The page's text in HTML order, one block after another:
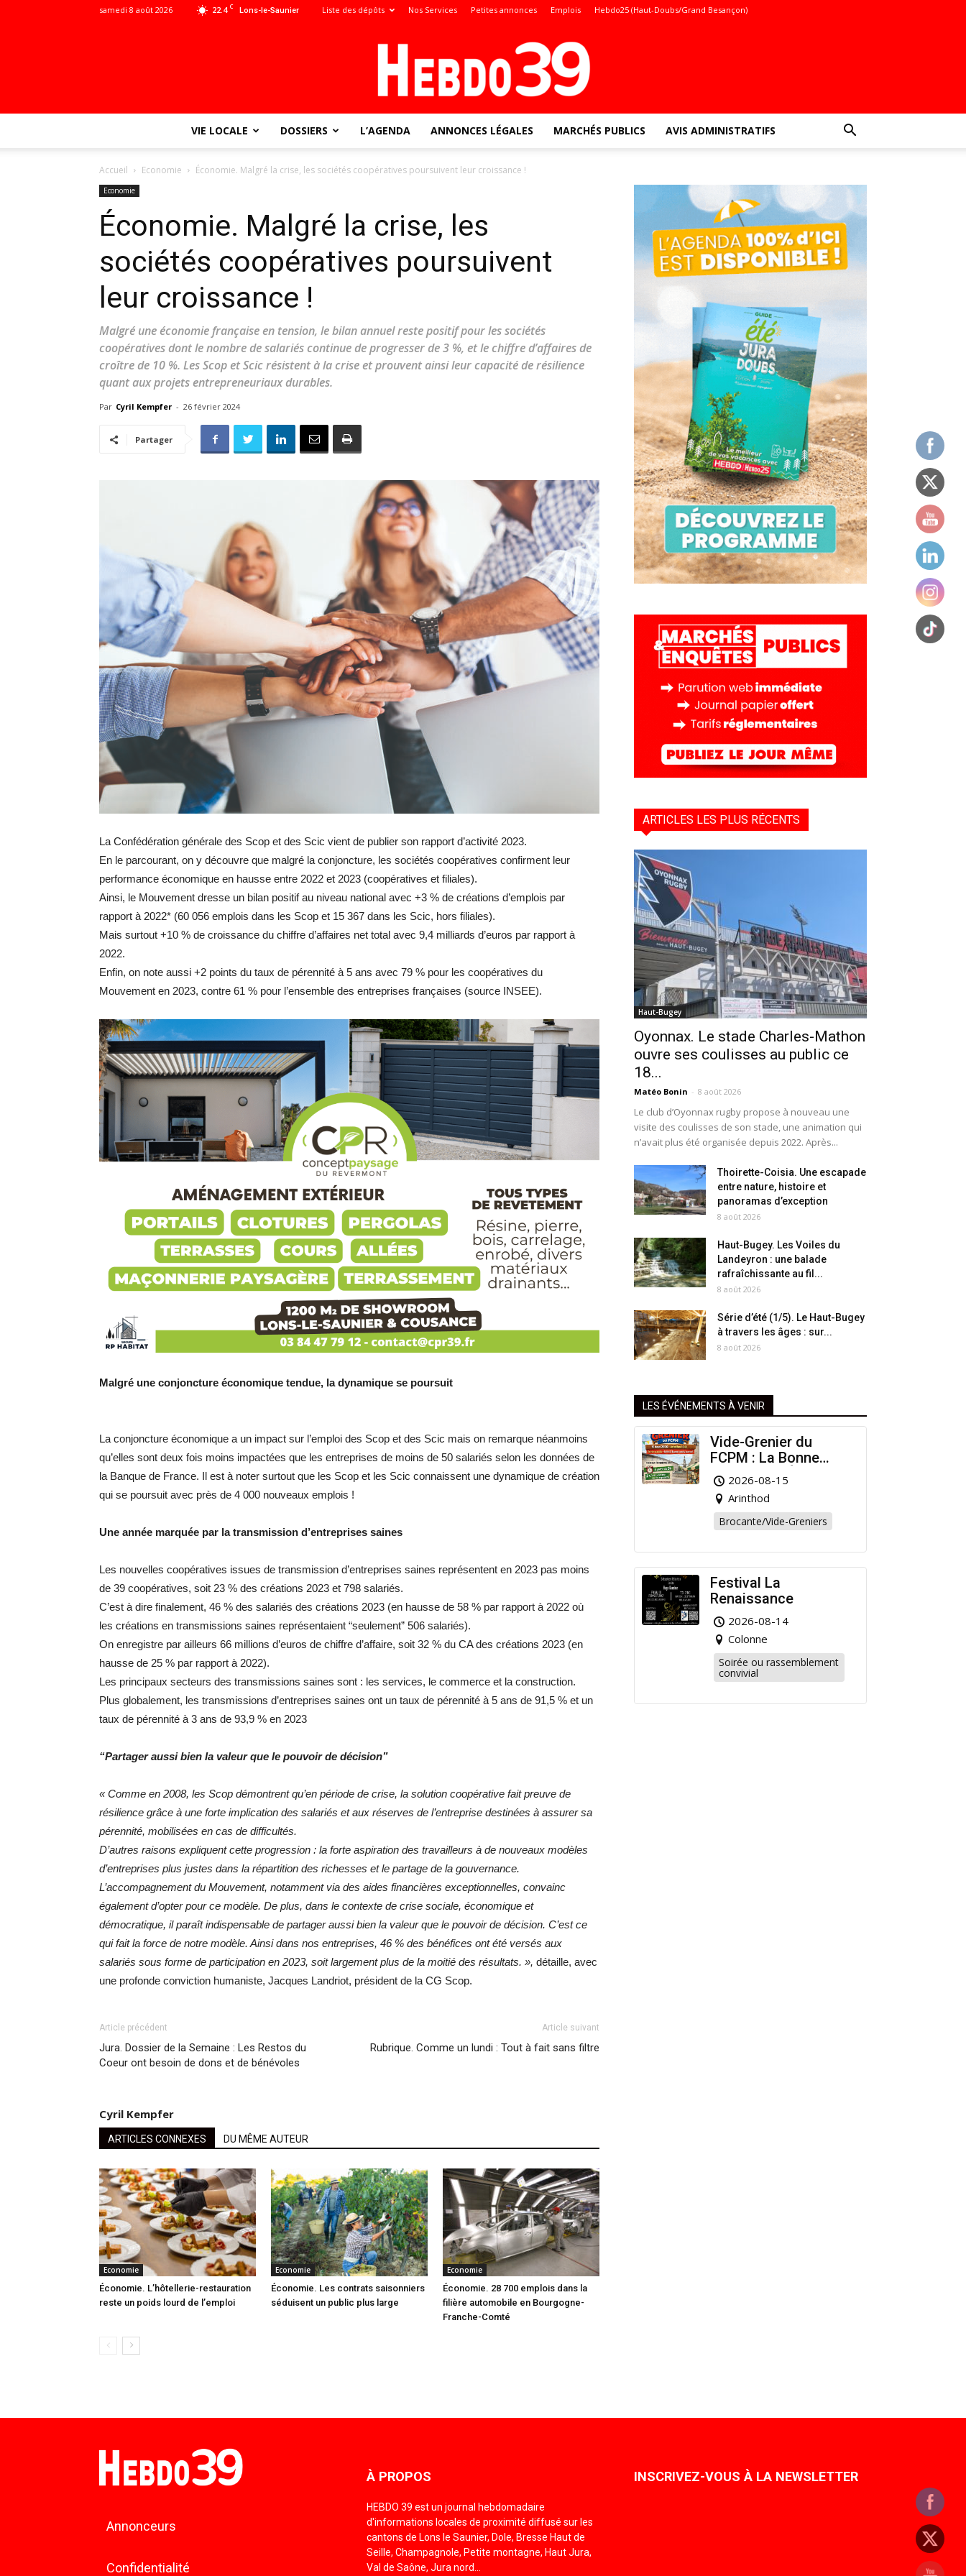
22.4 C Lons-le-Saunier
samedi 8 août 2026 Liste des dépôts Nos Services Petites annonces Emplois Hebdo25 (Haut-Doubs/Grand Besançon)
toute
locale
–
VIE LOCALE DOSSIERS L’AGENDA ANNONCES LÉGALES MARCHÉS PUBLICS AVIS ADMINISTRATIFS
Accueil Economie Économie. Malgré la crise, les sociétés coopératives poursuivent leur croissance !
Economie
Économie. Malgré la crise, les
sociétés coopératives poursuivent
leur croissance !
Malgré une économie française en tension, le bilan annuel reste positif pour les sociétés
coopératives dont le nombre de salariés continue de progresser de 3 %, et le chiffre d’affaires de
croître de 10 %. Les Scop et Scic résistent à la crise et prouvent ainsi leur capacité de résilience
quant aux projets entrepreneuriaux durables.
Par Cyril Kempfer - 26 février 2024
Partager
La Confédération générale des Scop et des Scic vient de publier son rapport d’activité 2023.
En le parcourant, on y découvre que malgré la conjoncture, les sociétés coopératives confirment leur
performance économique en hausse entre 2022 et 2023 (coopératives et filiales).
Ainsi, le Mouvement dresse un bilan positif au niveau national avec +3 % de créations d’emplois par
rapport à 2022* (60 056 emplois dans les Scop et 15 367 dans les Scic, hors filiales).
Mais surtout +10 % de croissance du chiffre d’affaires net total avec 9,4 milliards d’euros par rapport à
2022.
Enfin, on note aussi +2 points du taux de pérennité à 5 ans avec 79 % pour les coopératives du
Mouvement en 2023, contre 61 % pour l’ensemble des entreprises françaises (source INSEE).
Malgré une conjoncture économique tendue, la dynamique se poursuit
La conjoncture économique a un impact sur l’emploi des Scop et des Scic mais on remarque néanmoins
qu’elles sont deux fois moins impactées que les entreprises de moins de 50 salariés selon les données de
la Banque de France. Il est à noter surtout que les Scop et les Scic connaissent une dynamique de création
qui se poursuit avec près de 4 000 nouveaux emplois !
Une année marquée par la transmission d’entreprises saines
Les nouvelles coopératives issues de transmission d’entreprises saines représentent en 2023 pas moins
de 39 coopératives, soit 23 % des créations 2023 et 798 salariés.
C’est à dire finalement, 46 % des salariés des créations 2023 (en hausse de 58 % par rapport à 2022 où
les créations en transmissions saines représentaient “seulement” 506 salariés).
On enregistre par ailleurs 66 millions d’euros de chiffre d’affaire, soit 32 % du CA des créations 2023 (en
hausse de 25 % par rapport à 2022).
Les principaux secteurs des transmissions saines sont : les services, le commerce et la construction.
Plus globalement, les transmissions d’entreprises saines ont un taux de pérennité à 5 ans de 91,5 % et un
taux de pérennité à 3 ans de 93,9 % en 2023
“Partager aussi bien la valeur que le pouvoir de décision”
« Comme en 2008, les Scop démontrent qu’en période de crise, la solution coopérative fait preuve de
résilience grâce à une forte implication des salariés et aux réserves de l’entreprise destinées à assurer sa
pérennité, mobilisées en cas de difficultés.
D’autres raisons expliquent cette progression : la forte aspiration des travailleurs à de nouveaux modèles
d’entreprises plus justes dans la répartition des richesses et le partage de la gouvernance.
L’accompagnement du Mouvement, notamment via des aides financières exceptionnelles, convainc
également d’opter pour ce modèle. De plus, dans le contexte de crise sociale, économique et
démocratique, il paraît indispensable de partager aussi bien la valeur que le pouvoir de décision. C’est ce
qui fait la force de notre modèle. Ainsi dans nos entreprises, 46 % des bénéfices ont été versés aux
salariés sous forme de participation en 2023, soit largement plus de la moitié des résultats. », détaille, avec
une profonde conviction humaniste, Jacques Landriot, président de la CG Scop.
Article précédent
Jura. Dossier de la Semaine : Les Restos du
Coeur ont besoin de dons et de bénévoles
Article suivant
Rubrique. Comme un lundi : Tout à fait sans filtre
Cyril Kempfer
ARTICLES CONNEXES DU MÊME AUTEUR
Economie
Économie. L’hôtellerie-restauration
reste un poids lourd de l’emploi
Economie
Économie. Les contrats saisonniers
séduisent un public plus large
Economie
Économie. 28 700 emplois dans la
filière automobile en Bourgogne-
Franche-Comté
ARTICLES LES PLUS RÉCENTS
Haut-Bugey
Oyonnax. Le stade Charles-Mathon
ouvre ses coulisses au public ce
18...
Matéo Bonin - 8 août 2026
Le club d’Oyonnax rugby propose à nouveau une
visite des coulisses de son stade, une animation qui
n’avait plus été organisée depuis 2022. Après...
Thoirette-Coisia. Une escapade
entre nature, histoire et
panoramas d’exception
8 août 2026
Haut-Bugey. Les Voiles du
Landeyron : une balade
rafraîchissante au fil...
8 août 2026
Série d’été (1/5). Le Haut-Bugey
à travers les âges : sur...
8 août 2026
LES ÉVÉNEMENTS À VENIR
Vide-Grenier du
FCPM : La Bonne
Affaire de l’Été à
Arinthod !
2026-08-15
Arinthod
Brocante/Vide-Greniers
Festival La
Renaissance
2026-08-14
Colonne
Soirée ou rassemblement
convivial